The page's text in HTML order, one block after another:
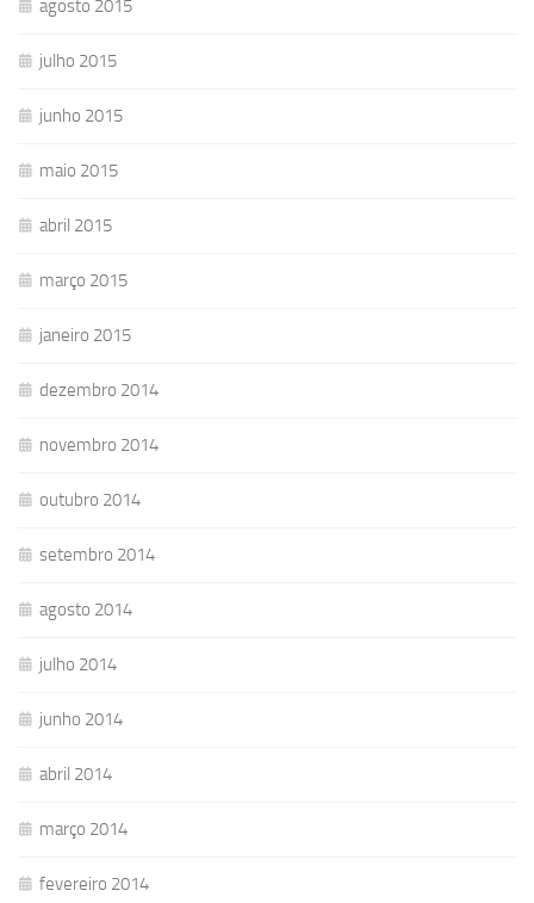
agosto 2015
julho 2015
junho 2015
maio 2015
abril 2015
março 2015
janeiro 2015
dezembro 2014
novembro 2014
outubro 2014
setembro 2014
agosto 2014
julho 2014
junho 2014
abril 2014
março 2014
fevereiro 2014